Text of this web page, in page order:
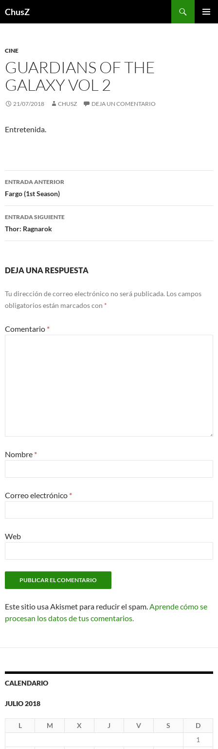
ChusZ
CINE
GUARDIANS OF THE
GALAXY VOL 2
21/07/2018 CHUSZ DEJA UN COMENTARIO
Entretenida.
Navegación
de
entradas
ENTRADA ANTERIOR
Fargo (1st Season)
ENTRADA SIGUIENTE
Thor: Ragnarok
DEJA UNA RESPUESTA
Tu dirección de correo electrónico no será publicada. Los campos
obligatorios están marcados con *
Comentario *
Nombre *
Correo electrónico *
Web
Este sitio usa Akismet para reducir el spam.Aprende cómo se
procesan los datos de tus comentarios.
CALENDARIO
JULIO 2018
L M X J V S
D
1